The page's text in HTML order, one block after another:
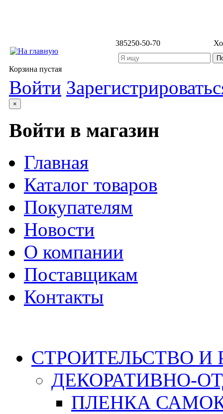
385250-50-70
Корзина пустая
Войти
×
Войти в магазин
Главная
Каталог товаров
Покупателям
Новости
О компании
Поставщикам
Контакты
СТРОИТЕЛЬСТВО И
ДЕКОРАТИВНО-
ПЛЕНКА